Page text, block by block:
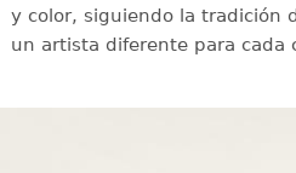
y color, siguiendo la tradición
un artista diferente para cada